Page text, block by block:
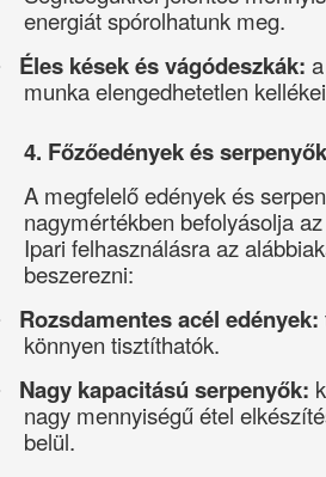
energiát spórolhatunk meg.
Éles kések és vágódeszkák:
munka elengedhetetlen
4. Főzőedények és serpenyők
A megfelelő edények és
nagymértékben befolyásolja
Ipari felhasználásra az
beszerezni:
Rozsdamentes acél edények:
könnyen tisztíthatók.
Nagy kapacitású serpenyők:
nagy mennyiségű étel
belül.